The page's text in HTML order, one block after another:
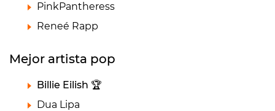
PinkPantheress
Reneé Rapp
Mejor artista pop
Billie Eilish 🏆
Dua Lipa